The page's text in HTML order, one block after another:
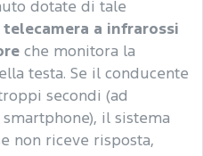
dotate di tale
telecamera a infrarossi
che monitora la
testa. Se il conducente
secondi (ad
il sistema
non riceve risposta,